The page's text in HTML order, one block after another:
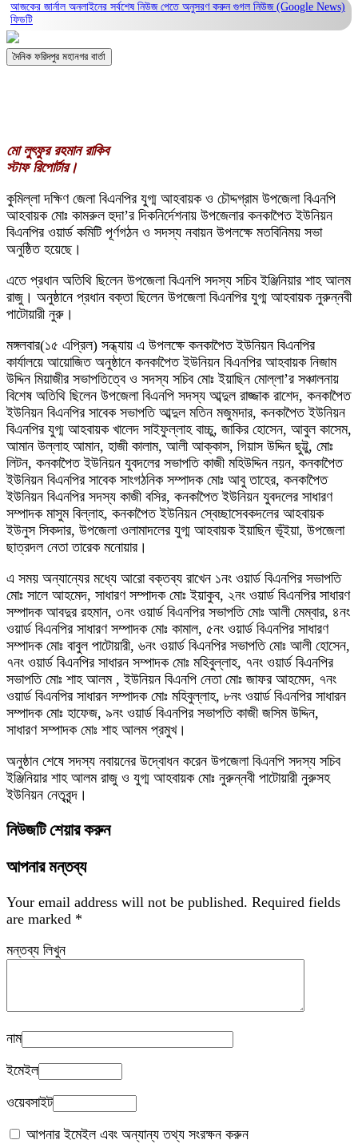
আজকের জার্নাল অনলাইনের সর্বশেষ নিউজ পেতে অনুসরণ করুন গুগল নিউজ (Google News)
ফিডটি
দৈনিক ফরিদপুর মহানগর বার্তা
মো লুৎফুর রহমান রাকিব
স্টাফ রিপোর্টার।
কুমিল্লা দক্ষিণ জেলা বিএনপির যুগ্ম আহবায়ক ও চৌদ্দগ্রাম উপজেলা বিএনপি
আহবায়ক মোঃ কামরুল হুদা’র দিকনির্দেশনায় উপজেলার কনকাপৈত ইউনিয়ন
বিএনপির ওয়ার্ড কমিটি পূর্ণগঠন ও সদস্য নবায়ন উপলক্ষে মতবিনিময় সভা
অনুষ্ঠিত হয়েছে।
এতে প্রধান অতিথি ছিলেন উপজেলা বিএনপি সদস্য সচিব ইঞ্জিনিয়ার শাহ আলম
রাজু। অনুষ্ঠানে প্রধান বক্তা ছিলেন উপজেলা বিএনপির যুগ্ম আহবায়ক নুরুন্নবী
পাটোয়ারী নুরু।
মঙ্গলবার(১৫ এপ্রিল) সন্ধ্যায় এ উপলক্ষে কনকাপৈত ইউনিয়ন বিএনপির
কার্যালয়ে আয়োজিত অনুষ্ঠানে কনকাপৈত ইউনিয়ন বিএনপির আহবায়ক নিজাম
উদ্দিন মিয়াজীর সভাপতিত্বে ও সদস্য সচিব মোঃ ইয়াছিন মোল্লা’র সঞ্চালনায়
বিশেষ অতিথি ছিলেন উপজেলা বিএনপি সদস্য আব্দুল রাজ্জাক রাশেদ, কনকাপৈত
ইউনিয়ন বিএনপির সাবেক সভাপতি আব্দুল মতিন মজুমদার, কনকাপৈত ইউনিয়ন
বিএনপির যুগ্ম আহবায়ক খালেদ সাইফুল্লাহ বাচ্চু, জাকির হোসেন, আবুল কাসেম,
আমান উল্লাহ আমান, হাজী কালাম, আলী আক্কাস, গিয়াস উদ্দিন ছুট্টু, মোঃ
লিটন, কনকাপৈত ইউনিয়ন যুবদলের সভাপতি কাজী মহিউদ্দিন নয়ন, কনকাপৈত
ইউনিয়ন বিএনপির সাবেক সাংগঠনিক সম্পাদক মোঃ আবু তাহের, কনকাপৈত
ইউনিয়ন বিএনপির সদস্য কাজী বসির, কনকাপৈত ইউনিয়ন যুবদলের সাধারণ
সম্পাদক মাসুম বিল্লাহ, কনকাপৈত ইউনিয়ন স্বেচ্ছাসেবকদলের আহবায়ক
ইউনুস সিকদার, উপজেলা ওলামাদলের যুগ্ম আহবায়ক ইয়াছিন ভূঁইয়া, উপজেলা
ছাত্রদল নেতা তারেক মনোয়ার।
এ সময় অন্যান্যের মধ্যে আরো বক্তব্য রাখেন ১নং ওয়ার্ড বিএনপির সভাপতি
মোঃ সালে আহমেদ, সাধারণ সম্পাদক মোঃ ইয়াকুব, ২নং ওয়ার্ড বিএনপির সাধারণ
সম্পাদক আবদুর রহমান, ৩নং ওয়ার্ড বিএনপির সভাপতি মোঃ আলী মেম্বার, ৪নং
ওয়ার্ড বিএনপির সাধারণ সম্পাদক মোঃ কামাল, ৫নং ওয়ার্ড বিএনপির সাধারণ
সম্পাদক মোঃ বাবুল পাটোয়ারী, ৬নং ওয়ার্ড বিএনপির সভাপতি মোঃ আলী হোসেন,
৭নং ওয়ার্ড বিএনপির সাধারন সম্পাদক মোঃ মহিবুল্লাহ, ৭নং ওয়ার্ড বিএনপির
সভাপতি মোঃ শাহ আলম , ইউনিয়ন বিএনপি নেতা মোঃ জাফর আহমেদ, ৭নং
ওয়ার্ড বিএনপির সাধারন সম্পাদক মোঃ মহিবুল্লাহ, ৮নং ওয়ার্ড বিএনপির সাধারন
সম্পাদক মোঃ হাফেজ, ৯নং ওয়ার্ড বিএনপির সভাপতি কাজী জসিম উদ্দিন,
সাধারণ সম্পাদক মোঃ শাহ আলম প্রমুখ।
অনুষ্ঠান শেষে সদস্য নবায়নের উদ্বোধন করেন উপজেলা বিএনপি সদস্য সচিব
ইঞ্জিনিয়ার শাহ আলম রাজু ও যুগ্ম আহবায়ক মোঃ নুরুন্নবী পাটোয়ারী নুরুসহ
ইউনিয়ন নেতৃবৃন্দ।
নিউজটি শেয়ার করুন
আপনার মন্তব্য
Your email address will not be published. Required fields
are marked *
মন্তব্য লিখুন
নাম
ইমেইল
ওয়েবসাইট
আপনার ইমেইল এবং অন্যান্য তথ্য সংরক্ষন করুন